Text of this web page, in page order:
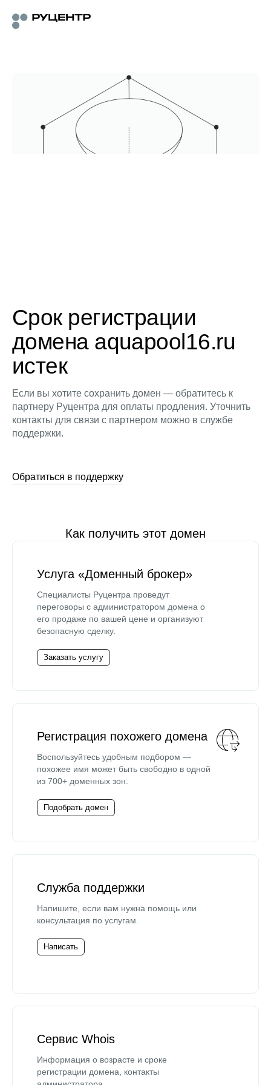
Срок регистрации
домена aquapool16.ru
истек
Если вы хотите сохранить домен — обратитесь к
партнеру Руцентра для оплаты продления. Уточнить
контакты для связи с партнером можно в службе
поддержки.
Обратиться в поддержку
Как получить этот домен
Услуга «Доменный брокер»
Специалисты Руцентра проведут
переговоры с администратором домена о
его продаже по вашей цене и организуют
безопасную сделку.
Заказать услугу
Регистрация похожего домена
Воспользуйтесь удобным подбором —
похожее имя может быть свободно в одной
из 700+ доменных зон.
Подобрать домен
Служба поддержки
Напишите, если вам нужна помощь или
консультация по услугам.
Написать
Сервис Whois
Информация о возрасте и сроке
регистрации домена, контакты